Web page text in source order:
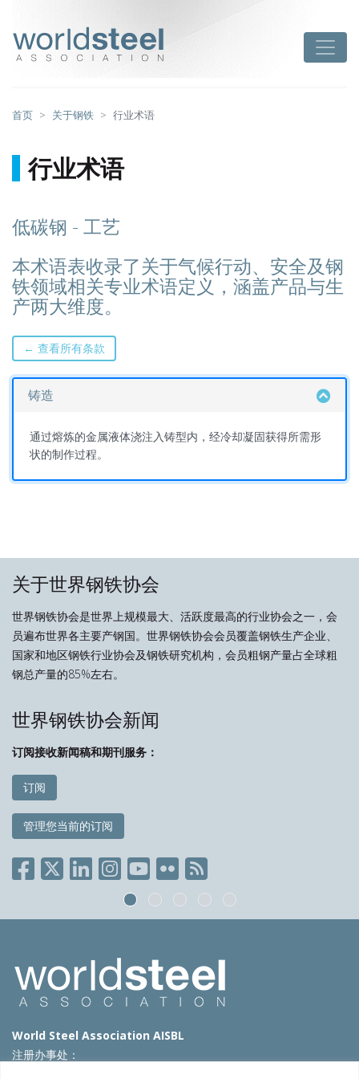
首页 关于钢铁 行业术语
行业术语
低碳钢 - 工艺
本术语表收录了关于气候行动、安全及钢
铁领域相关专业术语定义，涵盖产品与生
产两大维度。
← 查看所有条款
铸造
通过熔炼的金属液体浇注入铸型内，经冷却凝固获得所需形
状的制作过程。
关于世界钢铁协会
世界钢铁协会是世界上规模最大、活跃度最高的行业协会之一，会
员遍布世界各主要产钢国。世界钢铁协会会员覆盖钢铁生产企业、
国家和地区钢铁行业协会及钢铁研究机构，会员粗钢产量占全球粗
钢总产量的85%左右。
世界钢铁协会新闻
订阅接收新闻稿和期刊服务：
订阅
管理您当前的订阅
World Steel Association AISBL
注册办事处：